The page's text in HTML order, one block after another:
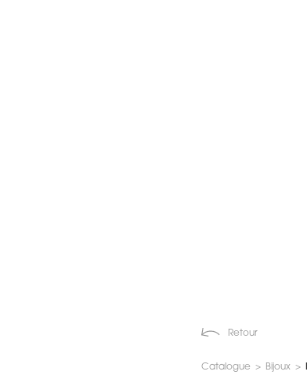
Retour
Catalogue > Bijoux >